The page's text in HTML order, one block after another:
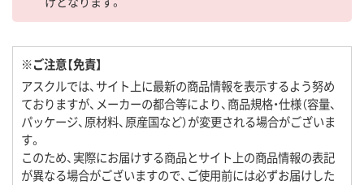
※ご注意【免責】
アスクルでは、サイト上に最新の商品情報を表示するよう努め
ておりますが、メーカーの都合等により、商品規格・仕様（容量、
パッケージ、原材料、原産国など）が変更される場合がございま
す。
このため、実際にお届けする商品とサイト上の商品情報の表記
が異なる場合がございますので、ご使用前には必ずお届けした